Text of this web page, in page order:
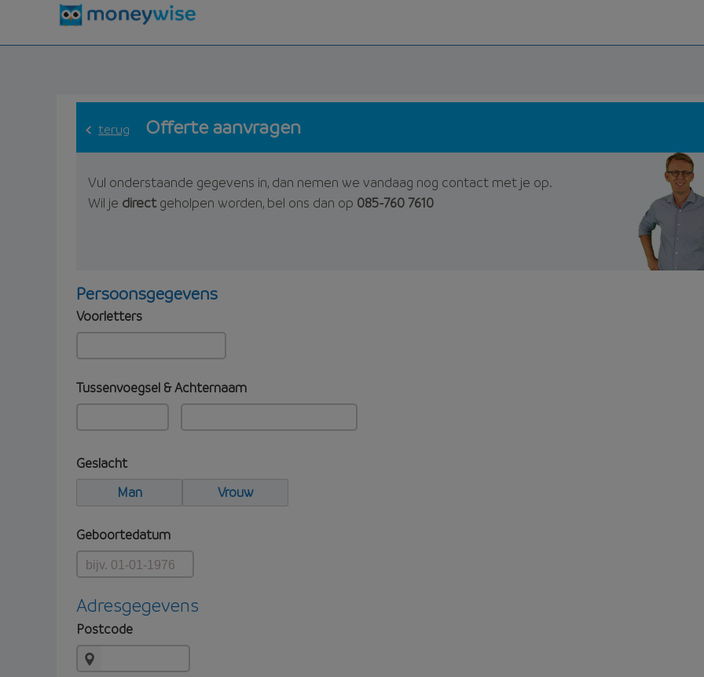
terug Offerte aanvragen
Vul onderstaande gegevens in, dan nemen we vandaag nog contact met je op.
Wil je directgeholpen worden, bel ons dan op 085-760 7610
Persoonsgegevens
Voorletters
Tussenvoegsel & Achternaam
Geslacht
Man
Vrouw
Geboortedatum
Adresgegevens
Postcode